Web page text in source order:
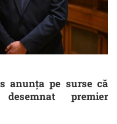
anunța pe surse că
premier